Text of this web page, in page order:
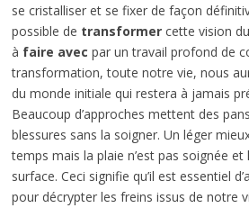
se cristalliser et se fixer de façon
possible de transformercette vision
à faire avec par un travail profond de
transformation, toute notre vie, nous
du monde initiale qui restera à jamais
Beaucoup d’approches mettent des
blessures sans la soigner. Un léger
temps mais la plaie n’est pas soignée
surface. Ceci signifie qu’il est essentiel
pour décrypter les freins issus de notre